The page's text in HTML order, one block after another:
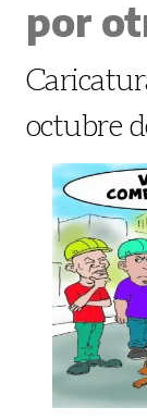
por
octubre